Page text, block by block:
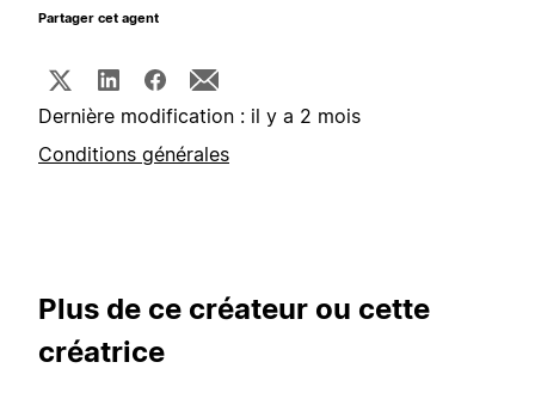
Partager cet agent
Dernière modification : il y a 2 mois
Conditions générales
Plus de ce créateur ou cette
créatrice